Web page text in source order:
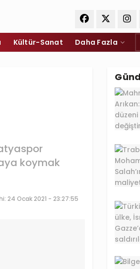
Kültür-Sanat Daha Fazla
koymak
24 Ocak 2021 - 23:27:55